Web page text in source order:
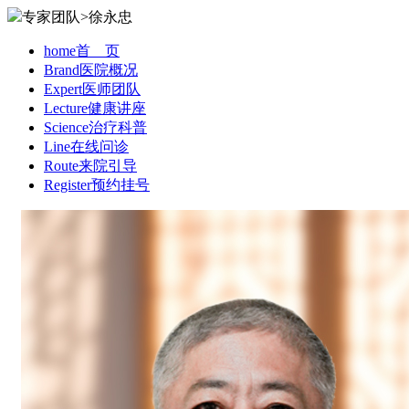
专家团队>徐永忠
home首 页
Brand医院概况
Expert医师团队
Lecture健康讲座
Science治疗科普
Line在线问诊
Route来院引导
Register预约挂号